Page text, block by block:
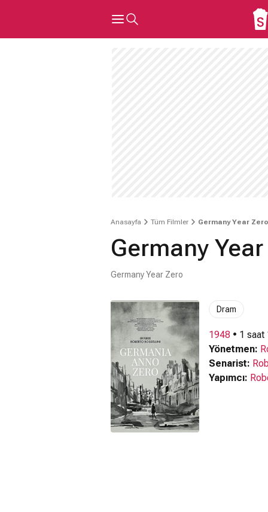
Anasayfa Tüm Filmler Germany Year Zero
Germany
Germany Year Zero
Dram
1948 • 1 saat
Yönetmen:
Senarist:
Yapımcı: